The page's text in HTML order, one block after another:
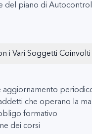
del piano di
i Vari Soggetti
aggiornamento
che operano la
formativo
dei corsi